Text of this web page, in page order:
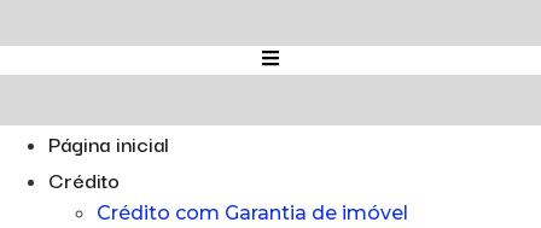
para
o
Página inicial
Crédito
Crédito com Garantia de imóvel